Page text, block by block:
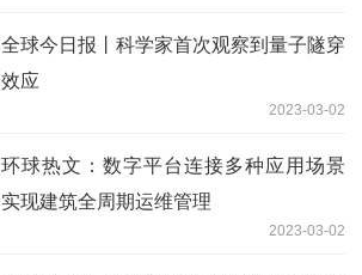
全球今日报丨科学家首次观察到量子隧穿
效应
2023-03-02
环球热文：数字平台连接多种应用场景
实现建筑全周期运维管理
2023-03-02